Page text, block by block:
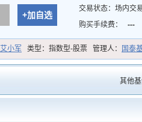
+加自选
交易状态： 场内交
购买手续费：
---
艾小军 类型： 指数型-股票 管理人： 国泰
其他基